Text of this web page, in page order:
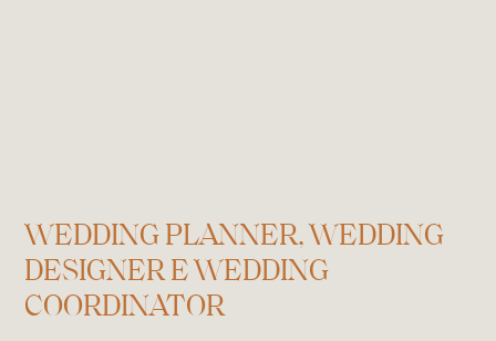
WEDDING PLANNER, WEDDING
DESIGNER E WEDDING
COORDINATOR